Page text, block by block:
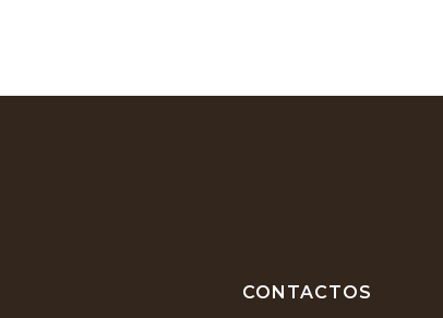
CONTACTOS